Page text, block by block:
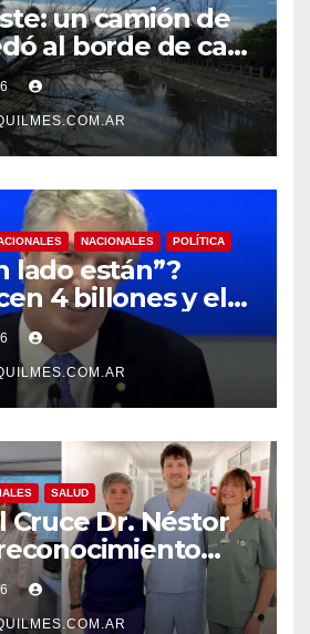
un camión de
al borde de caer
Piedras
NACIONALES POLÍTICA
lado están”?
4 billones y el
del BCRA
una risita
SALUD
Cruce Dr. Néstor
a la calidad de